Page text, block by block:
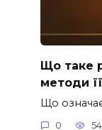
Що таке
методи
Що означає
0 54